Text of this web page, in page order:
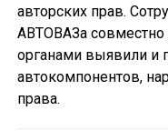
авторских прав.
АВТОВАЗа
органами выявили и
автокомпонентов,
права.